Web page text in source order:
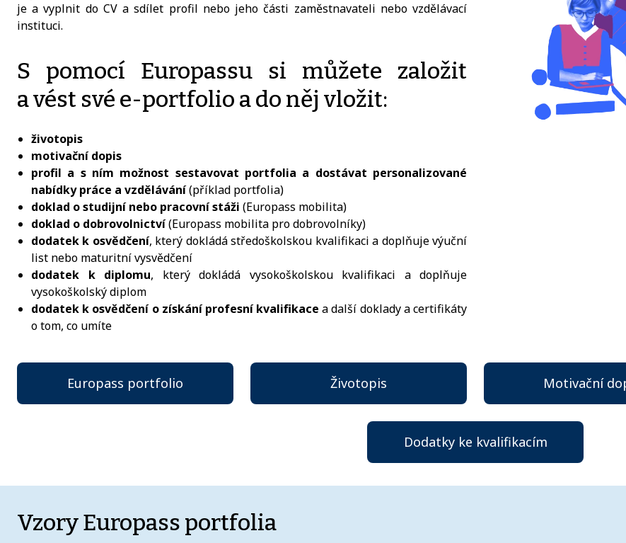
je a vyplnit do CV a sdílet profil nebo jeho části zaměstnavateli nebo vzdělávací
instituci.
S pomocí Europassu si můžete založit
a vést své e-portfolio a do něj vložit:
životopis
motivační dopis
profil a s ním možnost sestavovat portfolia a dostávat personalizované
nabídky práce a vzdělávání(příklad portfolia)
doklad o studijní nebo pracovní stáži (Europass mobilita)
doklad o dobrovolnictví(Europass mobilita pro dobrovolníky)
dodatek k osvědčení, který dokládá středoškolskou kvalifikaci a doplňuje výuční
list nebo maturitní vysvědčení
dodatek k diplomu, který dokládá vysokoškolskou kvalifikaci a doplňuje
vysokoškolský diplom
dodatek k osvědčení o získání profesní kvalifikace a další doklady a certifikáty
o tom, co umíte
Europass portfolio Životopis Motivační
Dodatky ke kvalifikacím
Vzory Europass portfolia